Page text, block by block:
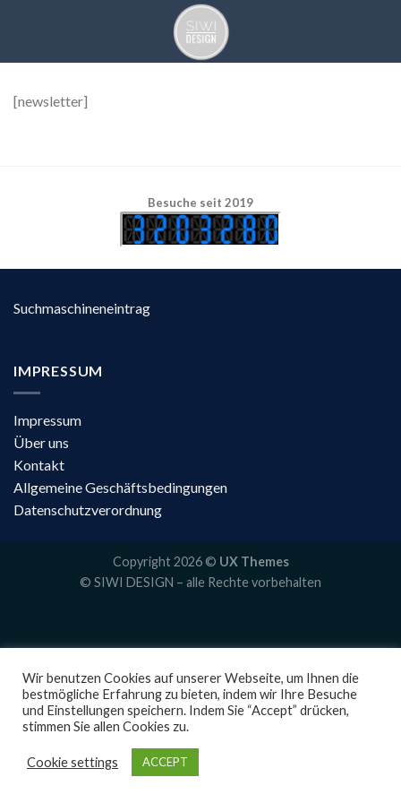
[newsletter]
Besuche seit 2019
Suchmaschineneintrag
IMPRESSUM
Impressum
Über uns
Kontakt
Allgemeine Geschäftsbedingungen
Datenschutzverordnung
Copyright 2026 © UX Themes
© SIWI DESIGN – alle Rechte vorbehalten
Wir benutzen Cookies auf unserer Webseite, um Ihnen die
bestmögliche Erfahrung zu bieten, indem wir Ihre Besuche
und Einstellungen speichern. Indem Sie “Accept” drücken,
stimmen Sie allen Cookies zu.
Cookie settings ACCEPT